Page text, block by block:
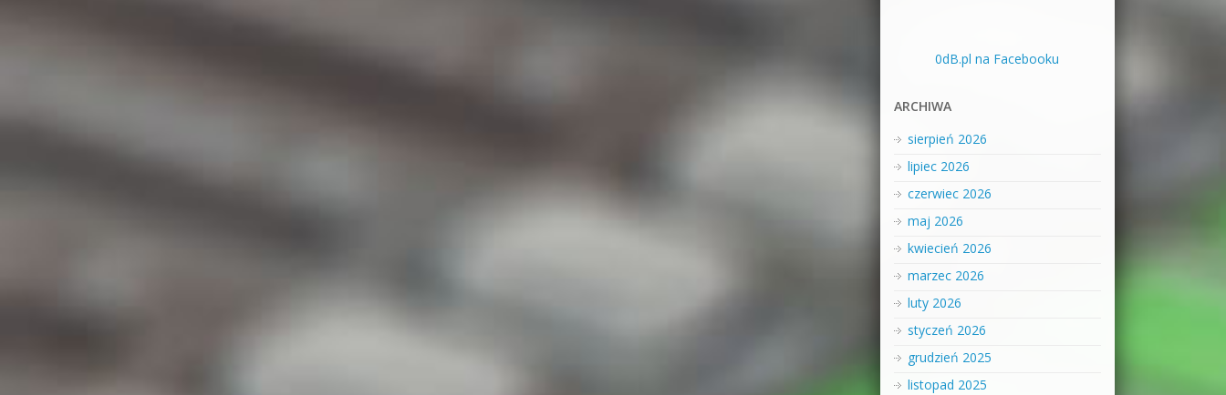
0dB.pl na Facebooku
ARCHIWA
sierpień 2026
lipiec 2026
czerwiec 2026
maj 2026
kwiecień 2026
marzec 2026
luty 2026
styczeń 2026
grudzień 2025
listopad 2025